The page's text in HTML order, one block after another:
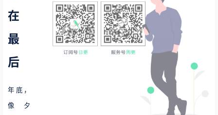
在
最
后
年底，
像夕